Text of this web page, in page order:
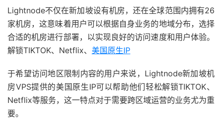
Lightnode不仅在新加坡设有机房，还在全球范围内拥有26
家机房，这意味着用户可以根据自身业务的地域分布，选择
合适的机房进行部署，以实现良好的访问速度和用户体验。
解锁TIKTOK、Netflix、 美国原生IP
于希望访问地区限制内容的用户来说，Lightnode新加坡机
房VPS提供的美国原生IP可以帮助他们轻松解锁TIKTOK、
Netflix等服务，这一特点对于需要跨区域运营的业务尤为重
要。